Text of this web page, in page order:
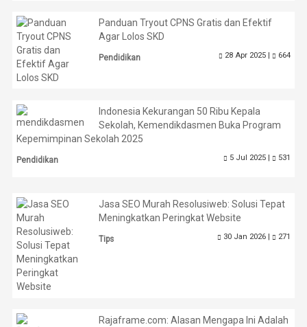
Panduan Tryout CPNS Gratis dan Efektif
Agar Lolos SKD
Pendidikan 28 Apr 2025 | 664
Indonesia Kekurangan 50 Ribu Kepala
Sekolah, Kemendikdasmen Buka Program
Kepemimpinan Sekolah 2025
Pendidikan 5 Jul 2025 | 531
Jasa SEO Murah Resolusiweb: Solusi Tepat
Meningkatkan Peringkat Website
Tips 30 Jan 2026 | 271
Rajaframe.com: Alasan Mengapa Ini Adalah